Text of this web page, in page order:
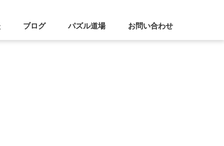
ブログ パズル道場 お問い合わせ